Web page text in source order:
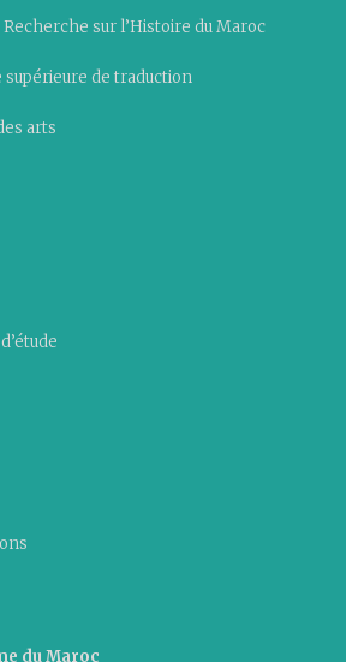
Recherche sur l’Histoire du Maroc
supérieure de traduction
arts
du Maroc